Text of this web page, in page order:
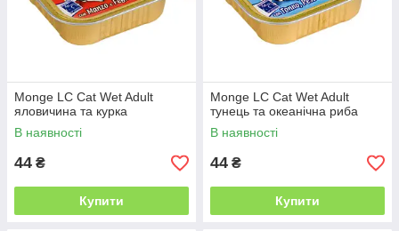
Monge LC Cat Wet Adult
яловичина та курка
В наявності
44 ₴
Купити
Monge LC Cat Wet Adult
тунець та океанічна риба
В наявності
44 ₴
Купити